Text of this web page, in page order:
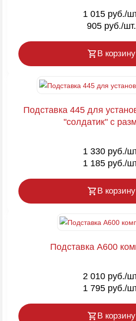
1 015 руб./
905 руб./шт.
В корзину
Подставка 445 для
"солдатик" с
1 330 руб./
1 185 руб./
В корзину
Подставка A600
2 010 руб./
1 795 руб./
В корзину